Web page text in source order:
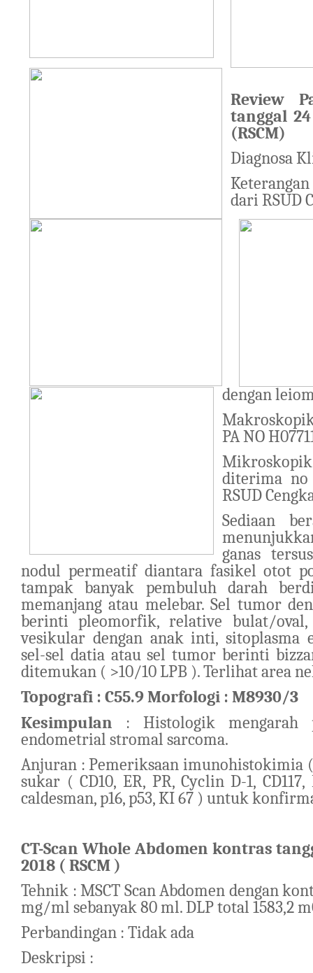
Review
tanggal
(RSCM)
Diagnosa
dari RSUD
dengan
PA NO
diterima no
RSUD
Sediaan
ganas
nodul permeatif diantara fasikel otot
tampak banyak pembuluh darah
memanjang atau melebar. Sel tumor
berinti pleomorfik, relative bulat/oval,
vesikular dengan anak inti, sitoplasma
sel-sel datia atau sel tumor berinti
ditemukan ( >10/10 LPB ). Terlihat area
Topografi : C55.9Morfologi : M8930/3
Kesimpulan : Histologik mengarah
endometrial stromal sarcoma.
Anjuran : Pemeriksaan imunohistokimia
sukar ( CD10, ER, PR, Cyclin D-1, CD117,
caldesman, p16, p53, KI 67 ) untuk
CT-Scan Whole Abdomen kontras
2018 ( RSCM )
Tehnik : MSCT Scan Abdomen dengan
mg/ml sebanyak 80 ml. DLP total 1583,2
Perbandingan : Tidak ada
Deskripsi :